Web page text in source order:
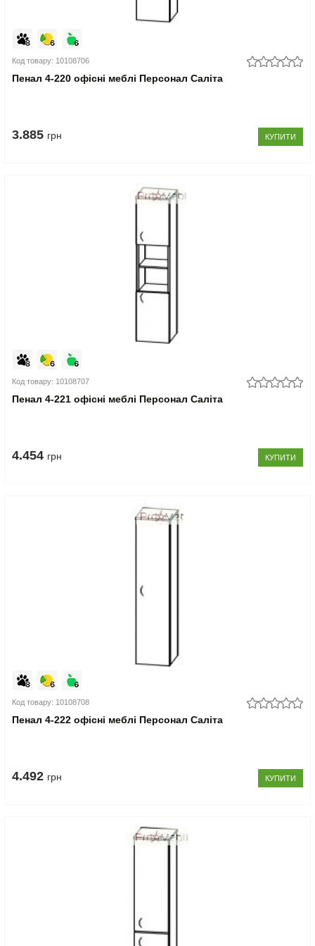
Код товару: 10108706
Пенал 4-220 офісні меблі Персонал Саліта
3.885 грн КУПИТИ
Код товару: 10108707
Пенал 4-221 офісні меблі Персонал Саліта
4.454 грн КУПИТИ
Код товару: 10108708
Пенал 4-222 офісні меблі Персонал Саліта
4.492 грн КУПИТИ